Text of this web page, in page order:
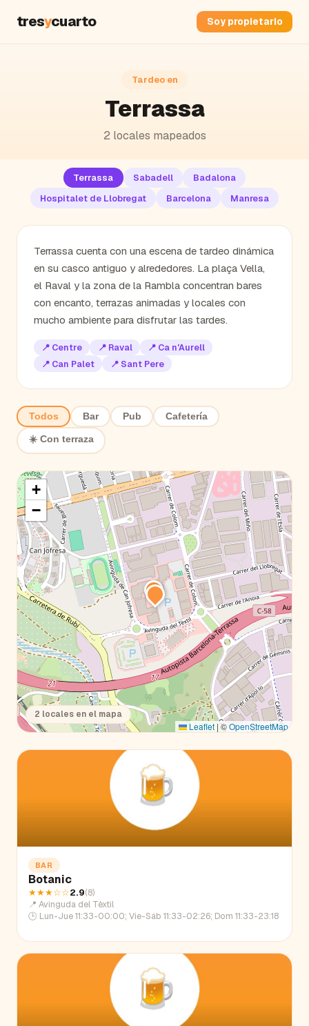
tresycuarto Soy propietario
Tardeo en
Terrassa
2 locales mapeados
Terrassa Sabadell
Badalona
Hospitalet de Llobregat
Barcelona Manresa
Terrassa cuenta con una escena de tardeo dinámica
en su casco antiguo y alrededores. La plaça Vella,
el Raval y la zona de la Rambla concentran bares
con encanto, terrazas animadas y locales con
mucho ambiente para disfrutar las tardes.
📍 Centre 📍 Raval 📍 Ca n'Aurell
📍 Can Palet 📍 Sant Pere
Todos Bar Pub Cafetería
☀️ Con terraza
+
−
Leaflet |©OpenStreetMap
2 locales en el mapa
BAR
Botanic
★★★☆☆2.9(8)
📍 Avinguda del Tèxtil
🕒 Lun-Jue 11:33-00:00; Vie-Sáb 11:33-02:26; Dom 11:33-23:18